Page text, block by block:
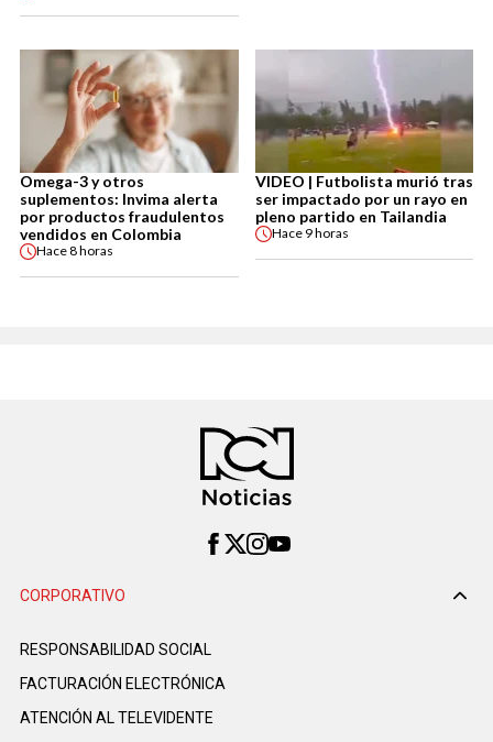
Omega-3 y otros
suplementos: Invima alerta
por productos fraudulentos
vendidos en Colombia
Hace8 horas
VIDEO | Futbolista murió tras
ser impactado por un rayo en
pleno partido en Tailandia
Hace 9 horas
CORPORATIVO
RESPONSABILIDAD SOCIAL
FACTURACIÓN ELECTRÓNICA
ATENCIÓN AL TELEVIDENTE